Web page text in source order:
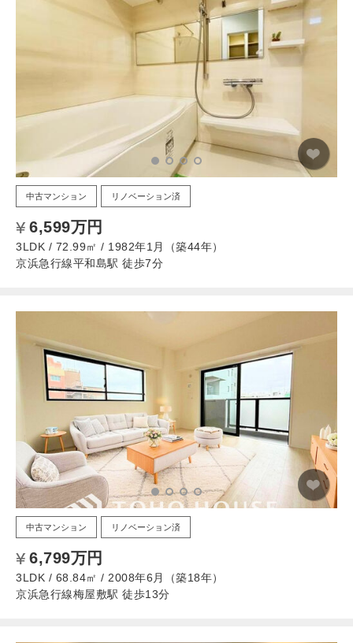
中古マンション リノベーション済
6,599万円
3LDK / 72.99㎡ / 1982年1月（築44年）
京浜急行線平和島駅 徒歩7分
中古マンション リノベーション済
6,799万円
3LDK / 68.84㎡ / 2008年6月（築18年）
京浜急行線梅屋敷駅 徒歩13分